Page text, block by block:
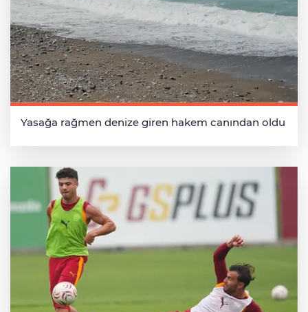
Yasağa rağmen denize giren hakem canından oldu